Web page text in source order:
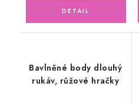
Bavlněné body dlouhý
rukáv, růžové hračky